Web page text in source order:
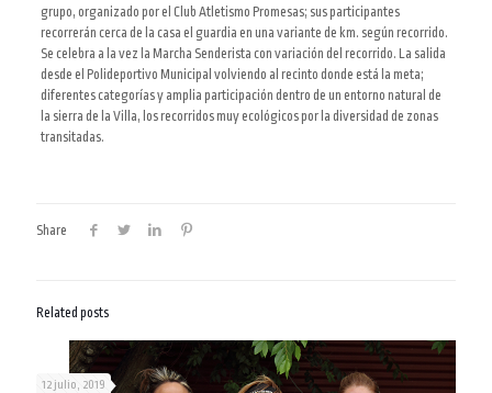
grupo, organizado por el Club Atletismo Promesas; sus participantes
recorrerán cerca de la casa el guardia en una variante de km. según recorrido.
Se celebra a la vez la Marcha Senderista con variación del recorrido. La salida
desde el Polideportivo Municipal volviendo al recinto donde está la meta;
diferentes categorías y amplia participación dentro de un entorno natural de
la sierra de la Villa, los recorridos muy ecológicos por la diversidad de zonas
transitadas.
Share
Related posts
12 julio, 2019